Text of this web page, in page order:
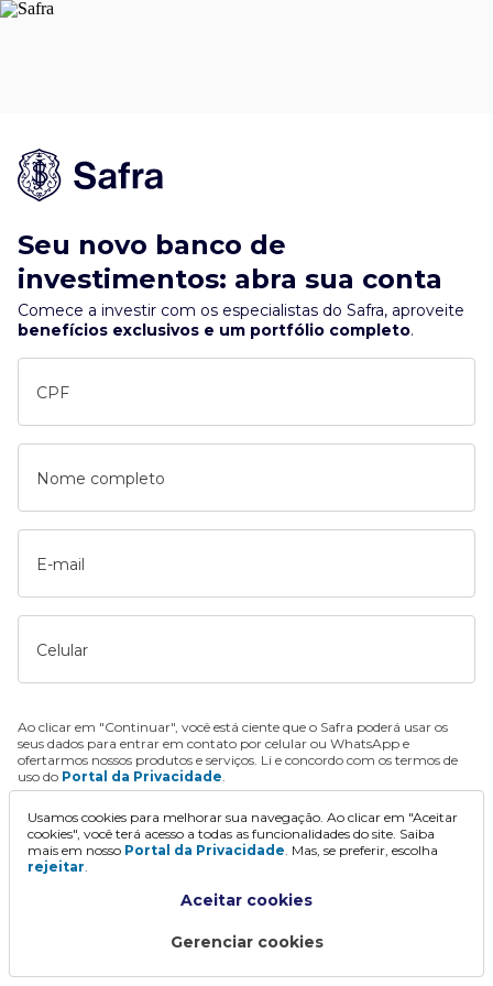
Seu novo banco de
investimentos: abra sua conta
Comece a investir com os especialistas do Safra, aproveite
benefícios exclusivos e um portfólio completo.
CPF
Nome completo
E-mail
Celular
Ao clicar em "Continuar", você está ciente que o Safra poderá usar os
seus dados para entrar em contato por celular ou WhatsApp e
ofertarmos nossos produtos e serviços. Li e concordo com os termos de
uso do Portal da Privacidade.
Continuar
Usamos cookies para melhorar sua navegação. Ao clicar em "Aceitar
cookies", você terá acesso a todas as funcionalidades do site. Saiba
mais em nosso Portal da Privacidade. Mas, se preferir, escolha
rejeitar.
Aceitar cookies
Gerenciar cookies